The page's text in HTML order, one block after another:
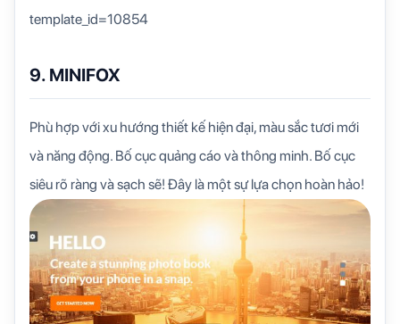
template_id=10854
9. MINIFOX
Phù hợp với xu hướng thiết kế hiện đại, màu sắc tươi mới
và năng động. Bố cục quảng cáo và thông minh. Bố cục
siêu rõ ràng và sạch sẽ! Đây là một sự lựa chọn hoàn hảo!